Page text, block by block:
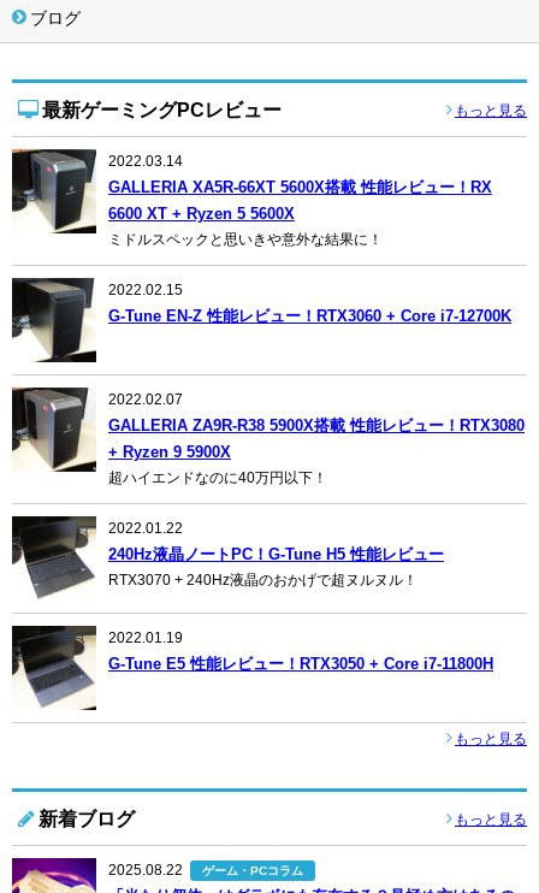
ブログ
最新ゲーミングPCレビュー もっと見る
2022.03.14
GALLERIA XA5R-66XT 5600X搭載 性能レビュー！RX
6600 XT + Ryzen 5 5600X
ミドルスペックと思いきや意外な結果に！
2022.02.15
G-Tune EN-Z 性能レビュー！RTX3060 + Core i7-12700K
2022.02.07
GALLERIA ZA9R-R38 5900X搭載 性能レビュー！RTX3080
+ Ryzen 9 5900X
超ハイエンドなのに40万円以下！
2022.01.22
240Hz液晶ノートPC！G-Tune H5 性能レビュー
RTX3070 + 240Hz液晶のおかげで超ヌルヌル！
2022.01.19
G-Tune E5 性能レビュー！RTX3050 + Core i7-11800H
もっと見る
新着ブログ もっと見る
2025.08.22 ゲーム・PCコラム